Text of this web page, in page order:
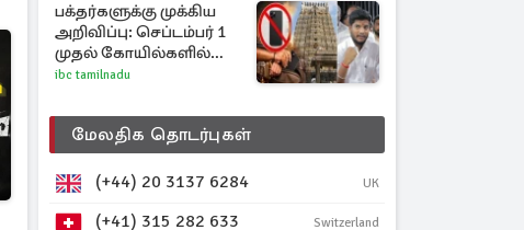
பக்தர்களுக்கு முக்கிய
அறிவிப்பு: செப்டம்பர் 1
முதல் கோயில்களில்
மொபைலுக்கு தடை!
ibc tamilnadu
மேலதிக தொடர்புகள்
(+44) 20 3137 6284 UK
(+41) 315 282 633 Switzerland